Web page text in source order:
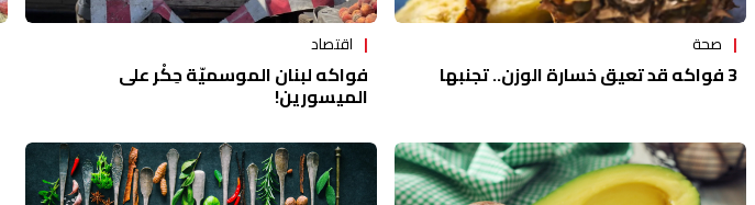
صحة
3 فواكه قد تعيق خسارة الوزن.. تجنبها
اقتصاد
فواكه لبنان الموسميّة حِكْر على
الميسورين!